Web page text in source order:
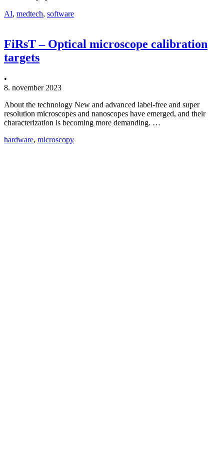
AI, medtech, software
FiRsT – Optical microscope calibration
targets
•
8. november 2023
About the technology New and advanced label-free and super
resolution microscopes and nanoscopes have emerged, and their
characterization is becoming more demanding. …
hardware, microscopy